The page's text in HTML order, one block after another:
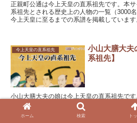
正親町公通は今上天皇の直系祖先です。本
系祖先とされる歴史上の人物の一覧（3000
今上天皇に至るまでの系譜を掲載しています
今上天皇の直系祖先
小山大膳大夫
系祖先】
小山大膳大夫の娘は今上天皇の直系祖先で
皇の直系祖先とされる歴史上の人物の一覧
物から今上天皇に至るまでの系譜を掲載して
ホーム 検索 ト